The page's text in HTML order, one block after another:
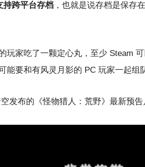
持跨平台存档 ，也就是说存档是保存
玩家吃了一颗定心丸，至少 Steam
能要和有风灵月影的 PC 玩家一起组
发布的《怪物猎人：荒野》最新预告